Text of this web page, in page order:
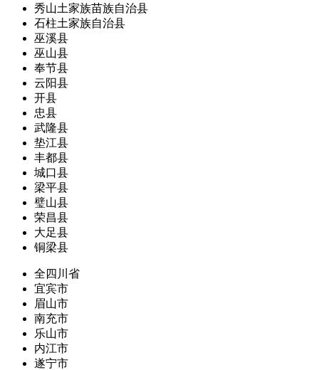
秀山土家族苗族自治县
石柱土家族自治县
巫溪县
巫山县
奉节县
云阳县
开县
忠县
武隆县
垫江县
丰都县
城口县
梁平县
璧山县
荣昌县
大足县
铜梁县
全四川省
宜宾市
眉山市
南充市
乐山市
内江市
遂宁市